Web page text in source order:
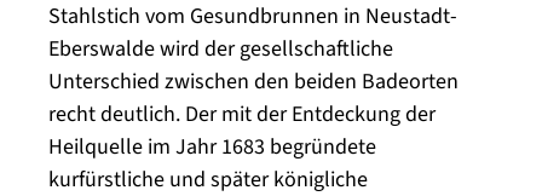
Stahlstich vom Gesundbrunnen in Neustadt-
Eberswalde wird der gesellschaftliche
Unterschied zwischen den beiden Badeorten
recht deutlich. Der mit der Entdeckung der
Heilquelle im Jahr 1683 begründete
kurfürstliche und später königliche